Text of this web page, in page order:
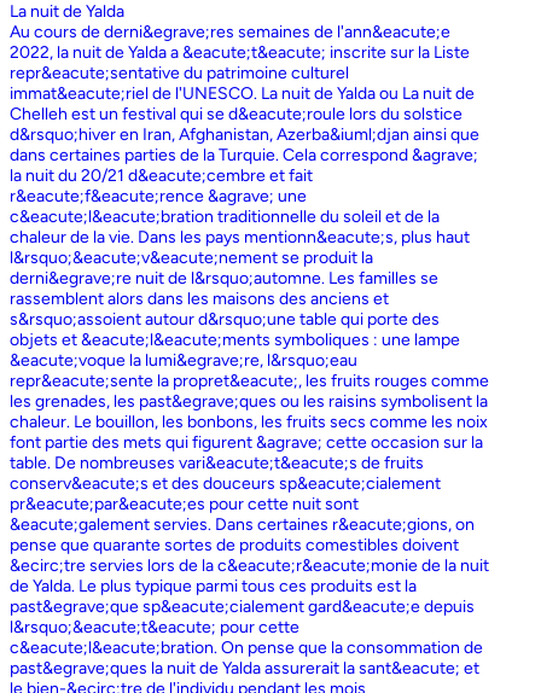
La nuit de Yalda
Au cours de derni&egrave;res semaines de l'ann&eacute;e
2022, la nuit de Yalda a &eacute;t&eacute; inscrite sur la Liste
repr&eacute;sentative du patrimoine culturel
immat&eacute;riel de l'UNESCO. La nuit de Yalda ou La nuit de
Chelleh est un festival qui se d&eacute;roule lors du solstice
d&rsquo;hiver en Iran, Afghanistan, Azerba&iuml;djan ainsi que
dans certaines parties de la Turquie. Cela correspond &agrave;
la nuit du 20/21 d&eacute;cembre et fait
r&eacute;f&eacute;rence &agrave; une
c&eacute;l&eacute;bration traditionnelle du soleil et de la
chaleur de la vie. Dans les pays mentionn&eacute;s, plus haut
l&rsquo;&eacute;v&eacute;nement se produit la
derni&egrave;re nuit de l&rsquo;automne. Les familles se
rassemblent alors dans les maisons des anciens et
s&rsquo;assoient autour d&rsquo;une table qui porte des
objets et &eacute;l&eacute;ments symboliques : une lampe
&eacute;voque la lumi&egrave;re, l&rsquo;eau
repr&eacute;sente la propret&eacute;, les fruits rouges comme
les grenades, les past&egrave;ques ou les raisins symbolisent la
chaleur. Le bouillon, les bonbons, les fruits secs comme les noix
font partie des mets qui figurent &agrave; cette occasion sur la
table. De nombreuses vari&eacute;t&eacute;s de fruits
conserv&eacute;s et des douceurs sp&eacute;cialement
pr&eacute;par&eacute;es pour cette nuit sont
&eacute;galement servies. Dans certaines r&eacute;gions, on
pense que quarante sortes de produits comestibles doivent
&ecirc;tre servies lors de la c&eacute;r&eacute;monie de la nuit
de Yalda. Le plus typique parmi tous ces produits est la
past&egrave;que sp&eacute;cialement gard&eacute;e depuis
l&rsquo;&eacute;t&eacute; pour cette
c&eacute;l&eacute;bration. On pense que la consommation de
past&egrave;ques la nuit de Yalda assurerait la sant&eacute; et